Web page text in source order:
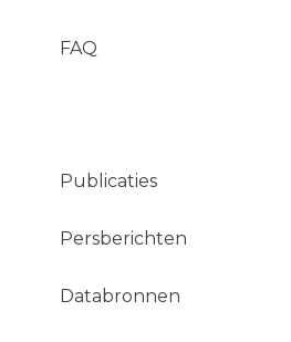
FAQ
Publicaties
Persberichten
Databronnen